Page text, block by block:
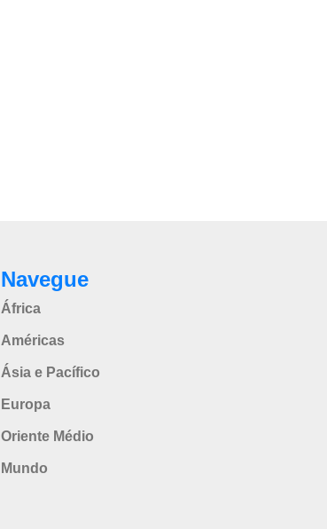
Navegue
África
Américas
Ásia e Pacífico
Europa
Oriente Médio
Mundo